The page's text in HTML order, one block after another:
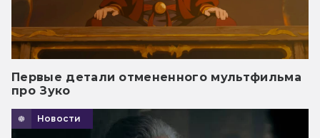
Первые детали отмененного мультфильма
про Зуко
Новости